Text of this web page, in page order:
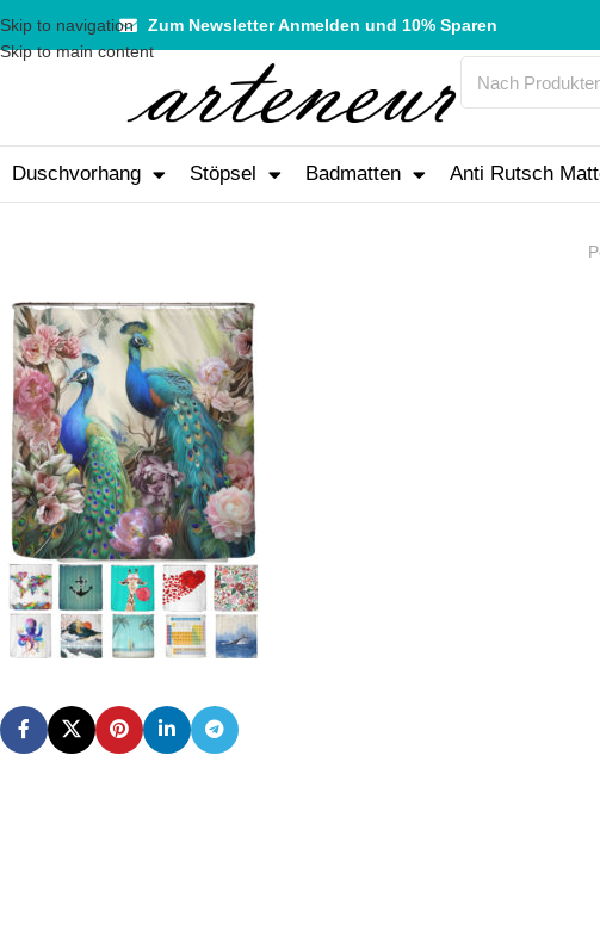
Skip to navigation
Skip to main content
Zum Newsletter Anmelden und 10% Sparen
Duschvorhang Stöpsel Badmatten Anti Rutsch